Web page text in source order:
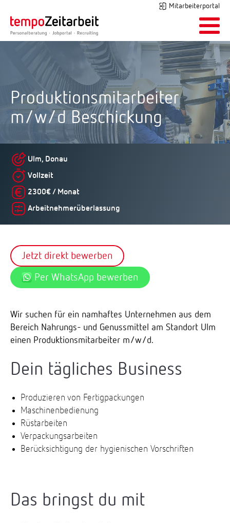
Mitarbeiterportal
Produktionsmitarbeiter
m/w/d Beschickung
Ulm, Donau
Vollzeit
2300€ / Monat
Arbeitnehmerüberlassung
Jetzt direkt bewerben
Per WhatsApp bewerben
Wir suchen für ein namhaftes Unternehmen aus dem
Bereich Nahrungs- und Genussmittel am Standort Ulm
einen Produktionsmitarbeiter m/w/d.
Dein tägliches Business
Produzieren von Fertigpackungen
Maschinenbedienung
Rüstarbeiten
Verpackungsarbeiten
Berücksichtigung der hygienischen Vorschriften
Das bringst du mit